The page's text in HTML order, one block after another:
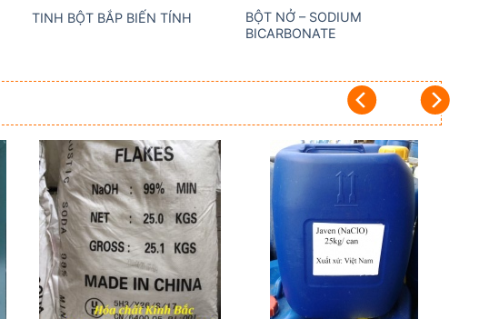
TINH BỘT BẮP BIẾN TÍNH
BỘT NỞ – SODIUM
BICARBONATE
Add to
wishlist
Add to
wishlist